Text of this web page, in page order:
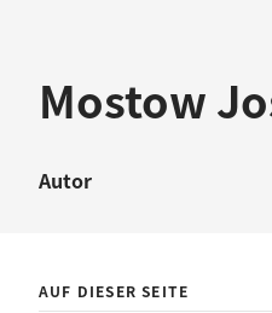
Mostow
Autor
AUF DIESER SEITE